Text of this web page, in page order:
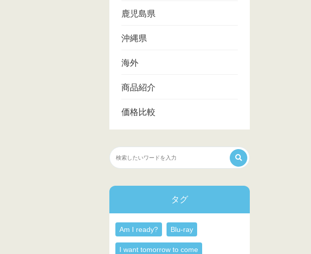
鹿児島県
沖縄県
海外
商品紹介
価格比較
タグ
Am I ready? Blu-ray
I want tomorrow to come